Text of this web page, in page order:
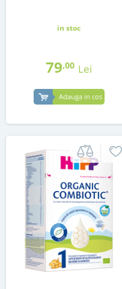
in stoc
79,00 Lei
Adauga in cos